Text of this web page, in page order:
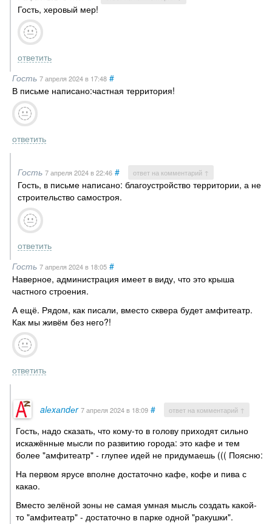
Гость, херовый мер!
ответить
Гость 7 апреля 2024в 17:48 #
В письме написано:частная территория!
ответить
Гость 7 апреля 2024в 22:46 # ответ на комментарий ↑
Гость, в письме написано: благоустройство территории, а не
строительство самостроя.
ответить
Гость 7 апреля 2024в 18:05 #
Наверное, администрация имеет в виду, что это крыша
частного строения.
А ещё. Рядом, как писали, вместо сквера будет амфитеатр.
Как мы живём без него?!
ответить
alеxаndеr 7 апреля 2024в 18:09 # ответ на комментарий ↑
Гость, надо сказать, что кому-то в голову приходят сильно
искажённые мысли по развитию города: это кафе и тем
более "амфитеатр" - глупее идей не придумаешь ((( Поясню:
На первом ярусе вполне достаточно кафе, кофе и пива с
какао.
Вместо зелёной зоны не самая умная мысль создать какой-
то "амфитеатр" - достаточно в парке одной "ракушки".